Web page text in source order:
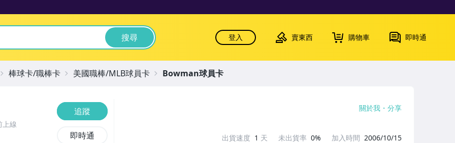
搜尋 登入 賣東西 購物車 即時通
上線
追蹤
即時通
關於我 分享
出貨速度 1 天 未出貨率 0% 加入時間 2006/10/15
棒球卡/職棒卡 美國職棒/MLB球員卡 Bowman球員卡